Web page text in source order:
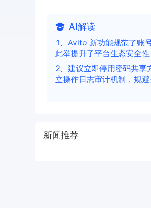
AI解读
1、Avito 新功能规范了账
此举提升了平台生态安全
2、建议立即停用密码共享
立操作日志审计机制，规
新闻推荐